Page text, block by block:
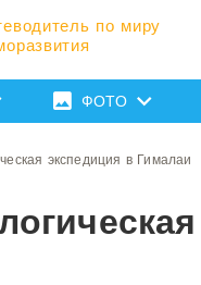
по миру
ФОТО
экспедиция в Гималаи